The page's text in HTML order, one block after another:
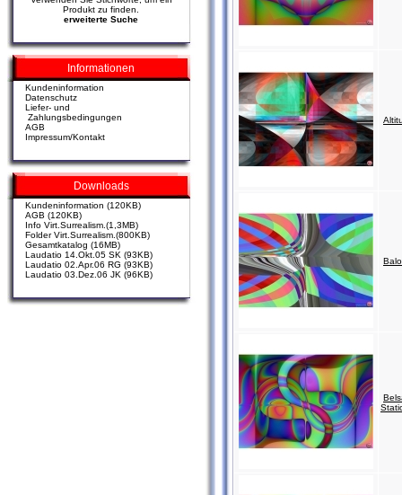
Produkt zu finden.
erweiterte Suche
Informationen
Kundeninformation
Datenschutz
Liefer- und
Zahlungsbedingungen
AGB
Impressum/Kontakt
Downloads
Kundeninformation (120KB)
AGB (120KB)
Info Virt.Surrealism.(1,3MB)
Folder Virt.Surrealism.(800KB)
Gesamtkatalog (16MB)
Laudatio 14.Okt.05 SK (93KB)
Laudatio 02.Apr.06 RG (93KB)
Laudatio 03.Dez.06 JK (96KB)